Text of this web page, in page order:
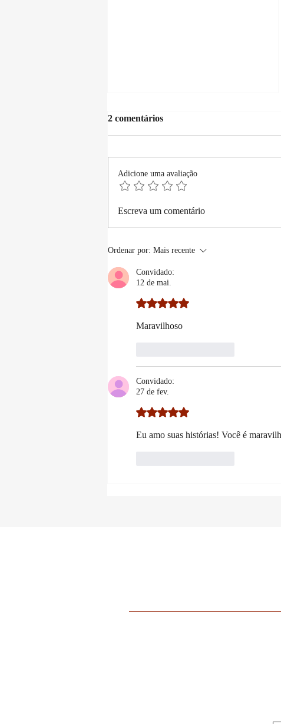
O Veneno que Habita nas
2 comentários
Adicione uma avaliação
Escreva um comentário
Ordenar por: Mais recente
Convidado:
12 de mai.
Avaliado com 5 de 5 estrelas.
Maravilhoso
Convidado:
27 de fev.
Avaliado com 5 de 5 estrelas.
Eu amo suas histórias! Você é